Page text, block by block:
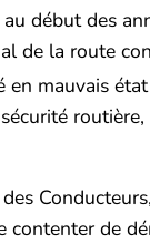
début des
de la route
en mauvais
contenter de